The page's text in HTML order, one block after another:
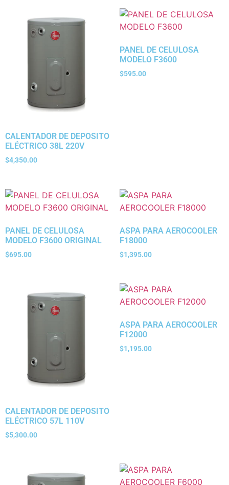
CALENTADOR DE DEPOSITO
ELÉCTRICO 38L 220V
$4,350.00
PANEL DE CELULOSA
MODELO F3600
$595.00
PANEL DE CELULOSA
MODELO F3600 ORIGINAL
$695.00
ASPA PARA AEROCOOLER
F18000
$1,395.00
CALENTADOR DE DEPOSITO
ELÉCTRICO 57L 110V
$5,300.00
ASPA PARA AEROCOOLER
F12000
$1,195.00